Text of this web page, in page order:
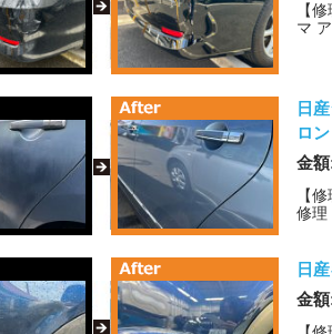
【
マ
日
ロ
金
【
修理
日
金